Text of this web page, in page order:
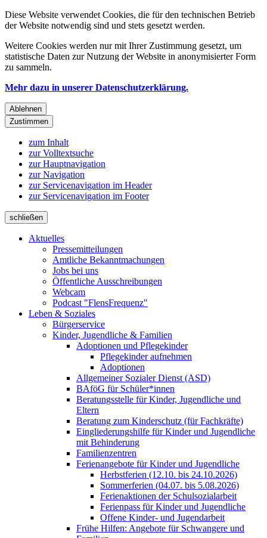
Diese Website verwendet Cookies, die für den technischen Betrieb
der Website notwendig sind und stets gesetzt werden.
Weitere Cookies werden nur mit Ihrer Zustimmung gesetzt, um
statistische Daten zur Nutzung der Website in anonymisierter Form
zu sammeln.
Mehr dazu in unserer Datenschutzerklärung.
Ablehnen
Zustimmen
zum Inhalt
zur Volltextsuche
zur Hauptnavigation
zur Navigation
zur Servicenavigation im Header
zur Servicenavigation im Footer
schließen
Aktuelles
Pressemitteilungen
Amtliche Bekanntmachungen
Jobs bei uns
Öffentliche Ausschreibungen
Webcam
Podcast "FlensFrequenz"
Leben & Soziales
Bürgerservice
Kinder, Jugendliche & Familien
Adoptionen und Pflegekinder
Pflegekinder aufnehmen
Adoptionen
Allgemeiner Sozialer Dienst (ASD)
BAföG für Schüler*innen
Beratungsstelle für Kinder, Jugendliche und
Eltern
Beratung zum Kinderschutz (für Fachkräfte)
Eingliederungshilfe für Kinder und Jugendliche
mit Behinderung
Familienzentren
Ferienangebote für Kinder und Jugendliche
Herbstferien (12.10. bis 24.10.2026)
Sommerferien (04.07. bis 5.08.2026)
Ferienaktionen der Schulsozialarbeit
Ferienpass für Kinder und Jugendliche
Offene Kinder- und Jugendarbeit
Frühe Hilfen: Angebote für Schwangere und